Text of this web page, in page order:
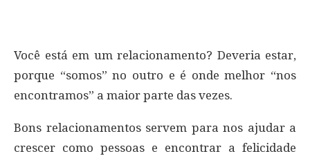
Você está em um relacionamento? Deveria estar,
porque “somos” no outro e é onde melhor “nos
encontramos” a maior parte das vezes.
Bons relacionamentos servem para nos ajudar a
crescer como pessoas e encontrar a felicidade